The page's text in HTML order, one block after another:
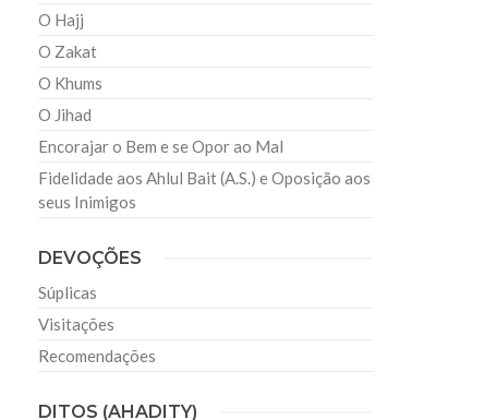
O Hajj
O Zakat
O Khums
O Jihad
Encorajar o Bem e se Opor ao Mal
Fidelidade aos Ahlul Bait (A.S.) e Oposição aos
seus Inimigos
DEVOÇÕES
Súplicas
Visitações
Recomendações
DITOS (AHADITY)